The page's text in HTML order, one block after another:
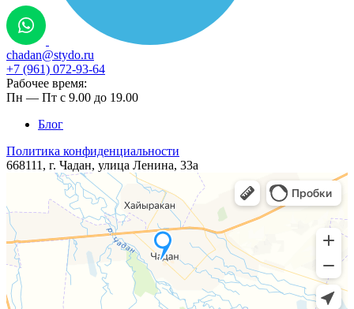
chadan@stydo.ru
+7 (961) 072-93-64
Рабочее время:
Пн — Пт с 9.00 до 19.00
Блог
Политика конфиденциальности
668111, г. Чадан, ​​улица Ленина, 33а